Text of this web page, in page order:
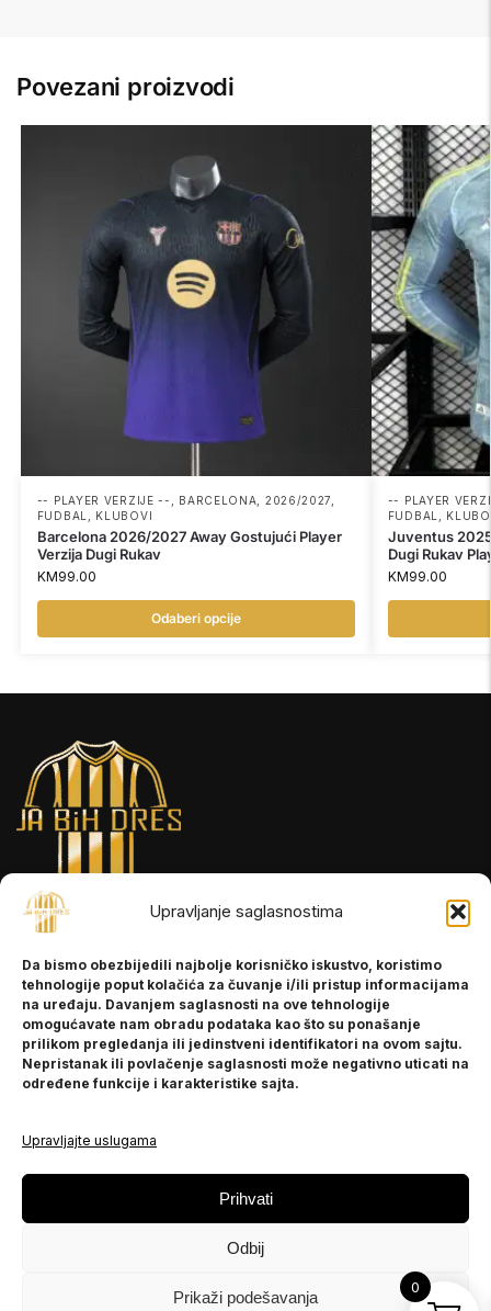
Upravljanje saglasnostima
Da bismo obezbijedili najbolje korisničko iskustvo, koristimo
tehnologije poput kolačića za čuvanje i/ili pristup informacijama
na uređaju. Davanjem saglasnosti na ove tehnologije
omogućavate nam obradu podataka kao što su ponašanje
prilikom pregledanja ili jedinstveni identifikatori na ovom sajtu.
Nepristanak ili povlačenje saglasnosti može negativno uticati na
određene funkcije i karakteristike sajta.
Upravljajte uslugama
Prihvati
Odbij
Prikaži podešavanja
Povezani proizvodi
-- PLAYER VERZIJE -- BARCELONA 2026/2027
FUDBAL
KLUBOVI
Barcelona 2026/2027 Away Gostujući Player
Verzija Dugi Rukav
KM99.00
Odaberi opcije
-- PLAYER
FUDBAL
Juventus
Dugi Rukav
KM99.00
INFORMACIJE
O nama
Kontakt
POMOĆ
Politika privatnosti
PRATITE NAS
Instagram
0